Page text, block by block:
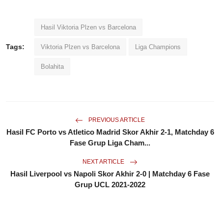
Tags:
Hasil Viktoria Plzen vs Barcelona
Viktoria Plzen vs Barcelona Liga Champions
Bolahita
PREVIOUS ARTICLE
Hasil FC Porto vs Atletico Madrid Skor Akhir 2-1, Matchday 6
Fase Grup Liga Cham...
NEXT ARTICLE
Hasil Liverpool vs Napoli Skor Akhir 2-0 | Matchday 6 Fase
Grup UCL 2021-2022